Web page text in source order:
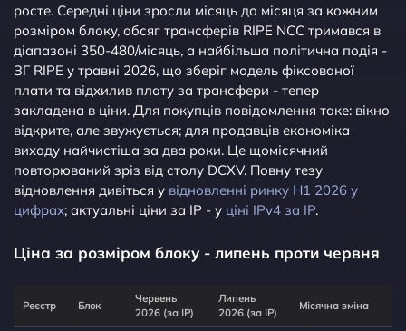
росте. Середні ціни зросли місяць до місяця за кожним
розміром блоку, обсяг трансферів RIPE NCC тримався в
діапазоні 350-480/місяць, а найбільша політична подія -
ЗГ RIPE у травні 2026, що зберіг модель фіксованої
плати та відхилив плату за трансфери - тепер
закладена в ціни. Для покупців повідомлення таке: вікно
відкрите, але звужується; для продавців економіка
виходу найчистіша за два роки. Це щомісячний
повторюваний зріз від столу DCXV. Повну тезу
відновлення дивіться у відновленні ринку H1 2026 у
цифрах; актуальні ціни за IP - у ціні IPv4 за IP.
Ціна за розміром блоку - липень проти червня
Реєстр Блок
Червень
2026 (за IP)
Липень
2026 (за IP)
Місячна зміна